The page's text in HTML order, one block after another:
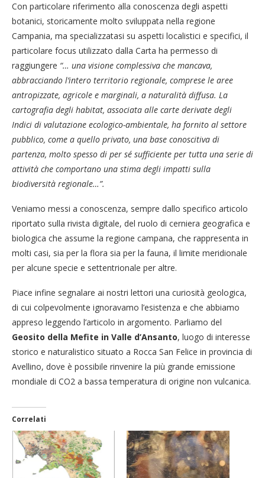
Con particolare riferimento alla conoscenza degli aspetti
botanici, storicamente molto sviluppata nella regione
Campania, ma specializzatasi su aspetti localistici e specifici, il
particolare focus utilizzato dalla Carta ha permesso di
raggiungere “… una visione complessiva che mancava,
abbracciando l’intero territorio regionale, comprese le aree
antropizzate, agricole e marginali, a naturalità diffusa. La
cartografia degli habitat, associata alle carte derivate degli
Indici di valutazione ecologico-ambientale, ha fornito al settore
pubblico, come a quello privato, una base conoscitiva di
partenza, molto spesso di per sé sufficiente per tutta una serie di
attività che comportano una stima degli impatti sulla
biodiversità regionale…”.
Veniamo messi a conoscenza, sempre dallo specifico articolo
riportato sulla rivista digitale, del ruolo di cerniera geografica e
biologica che assume la regione campana, che rappresenta in
molti casi, sia per la flora sia per la fauna, il limite meridionale
per alcune specie e settentrionale per altre.
Piace infine segnalare ai nostri lettori una curiosità geologica,
di cui colpevolmente ignoravamo l’esistenza e che abbiamo
appreso leggendo l’articolo in argomento. Parliamo del
Geosito della Mefite in Valle d’Ansanto, luogo di interesse
storico e naturalistico situato a Rocca San Felice in provincia di
Avellino, dove è possibile rinvenire la più grande emissione
mondiale di CO2 a bassa temperatura di origine non vulcanica.
Correlati